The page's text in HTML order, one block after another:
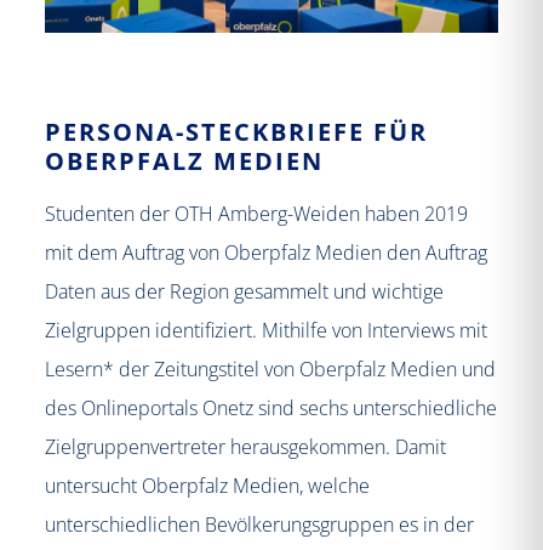
PERSONA-STECKBRIEFE FÜR
OBERPFALZ MEDIEN
Studenten der OTH Amberg-Weiden haben 2019
mit dem Auftrag von Oberpfalz Medien den Auftrag
Daten aus der Region gesammelt und wichtige
Zielgruppen identifiziert. Mithilfe von Interviews mit
Lesern* der Zeitungstitel von Oberpfalz Medien und
des Onlineportals Onetz sind sechs unterschiedliche
Zielgruppenvertreter herausgekommen. Damit
untersucht Oberpfalz Medien, welche
unterschiedlichen Bevölkerungsgruppen es in der